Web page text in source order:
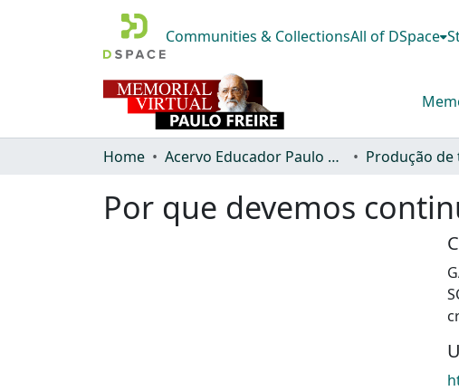
Communities & CollectionsAll of DSpace
Home Acervo Educador Paulo Freire Produção de
Por que devemos